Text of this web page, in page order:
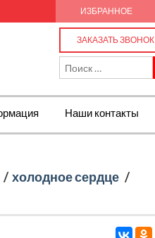
ИЗБРАННОЕ
ЗАКАЗАТЬ ЗВОНОК
Наши контакты
/ холодное сердце /